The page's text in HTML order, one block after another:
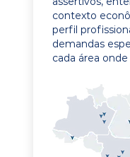
contexto
perfil
demandas
cada área